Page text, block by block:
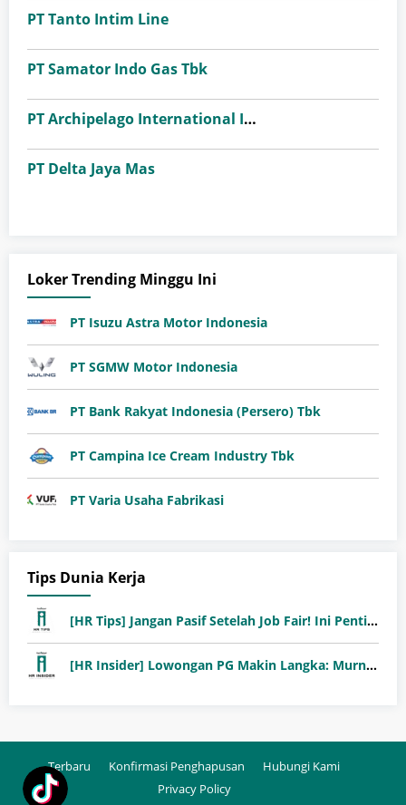
PT Tanto Intim Line
PT Samator Indo Gas Tbk
PT Archipelago International Indonesia (favehotels)
PT Delta Jaya Mas
Loker Trending Minggu Ini
PT Isuzu Astra Motor Indonesia
PT SGMW Motor Indonesia
PT Bank Rakyat Indonesia (Persero) Tbk
PT Campina Ice Cream Industry Tbk
PT Varia Usaha Fabrikasi
Tips Dunia Kerja
[HR Tips] Jangan Pasif Setelah Job Fair! Ini Pentingnya Follow-Up Setelah Job Fair
[HR Insider] Lowongan PG Makin Langka: Murni Seleksi atau Jalur Orang Dalam?
Terbaru Konfirmasi Penghapusan
Hubungi Kami
Privacy Policy